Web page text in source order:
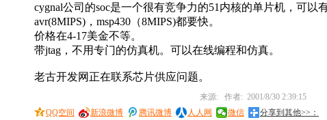
cygnal公司的soc是一个很有竞争力的51内核的单片机，可以
avr(8MIPS)，msp430（8MIPS)都要快。
价格在4-17美金不等。
带jtag，不用专门的仿真机。可以在线编程和仿真。
老古开发网正在联系芯片供应问题。
来源: 作者: 2001/8/30 2:39:15
QQ空间
新浪微博 腾讯微博 人人网 微信 分享到其他>>：